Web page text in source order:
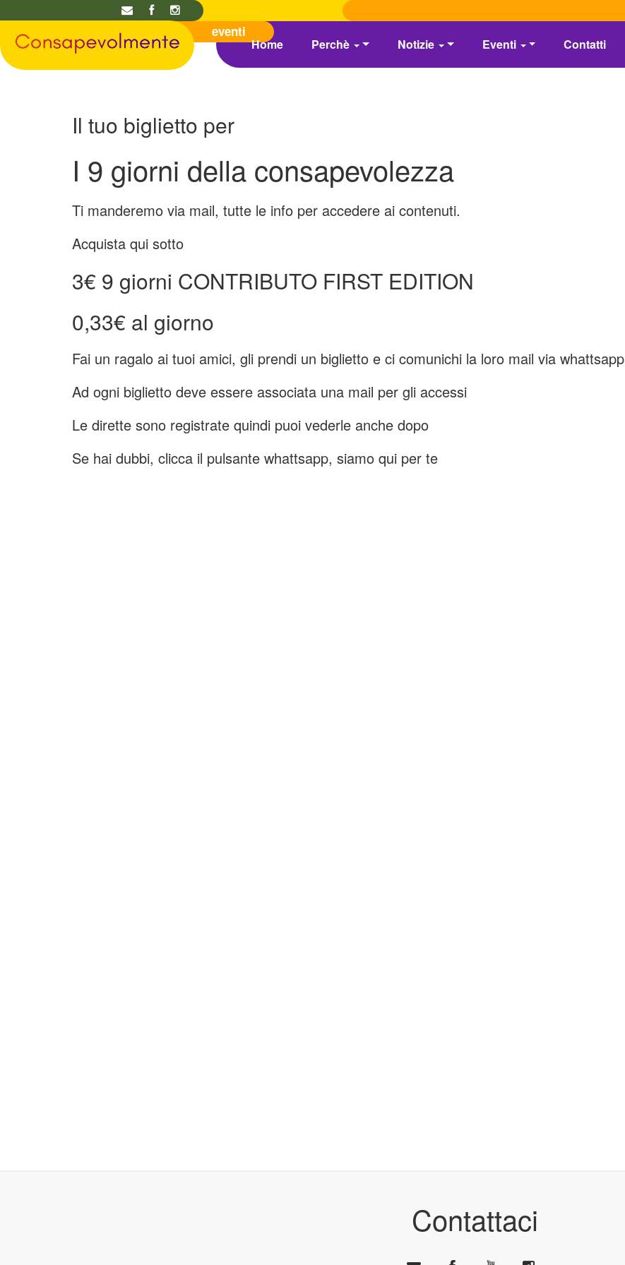
Home Perchè Notizie Eventi Contatti
Il tuo biglietto per
I 9 giorni della consapevolezza
Ti manderemo via mail, tutte le info per accedere ai contenuti.
Acquista qui sotto
3€ 9 giorni CONTRIBUTO FIRST EDITION
0,33€ al giorno
Fai un ragalo ai tuoi amici, gli prendi un biglietto e ci comunichi la loro mail via whattsapp
Ad ogni biglietto deve essere associata una mail per gli accessi
Le dirette sono registrate quindi puoi vederle anche dopo
Se hai dubbi, clicca il pulsante whattsapp, siamo qui per te
Contattaci